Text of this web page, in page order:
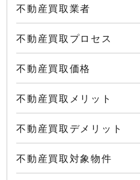
不動産買取業者
不動産買取プロセス
不動産買取価格
不動産買取メリット
不動産買取デメリット
不動産買取対象物件